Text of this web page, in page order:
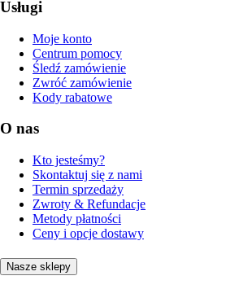
Usługi
Moje konto
Centrum pomocy
Śledź zamówienie
Zwróć zamówienie
Kody rabatowe
O nas
Kto jesteśmy?
Skontaktuj się z nami
Termin sprzedaży
Zwroty & Refundacje
Metody płatności
Ceny i opcje dostawy
Nasze sklepy